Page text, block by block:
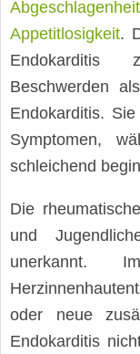
Abgeschlagenheit
Appetitlosigkeit.
Endokarditis
Beschwerden
Endokarditis.
Symptomen,
schleichend
Die
und
unerkannt.
oder neue
Endokarditis